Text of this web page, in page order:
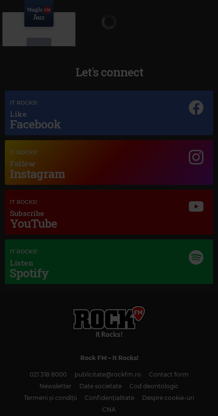
Magic Jazz
YOU GO TO MY HEAD
ELENA KATS-CHERNIN–WILD SWANS SUITE - VERSION FOR VIOLIN
Let's connect
IT ROCKS!
Like
Facebook
IT ROCKS!
Follow
Instagram
IT ROCKS!
Subscribe
YouTube
IT ROCKS!
Listen
Spotify
Rock FM– It Rocks!
021 318 8000 publicitate@rockfm.ro
Contact form
Newsletter
Date societate
Cod deontologic
Termeni și condiții
Confidențialitate
Despre cookie-uri
CNA